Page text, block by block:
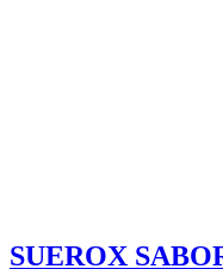
SUEROX